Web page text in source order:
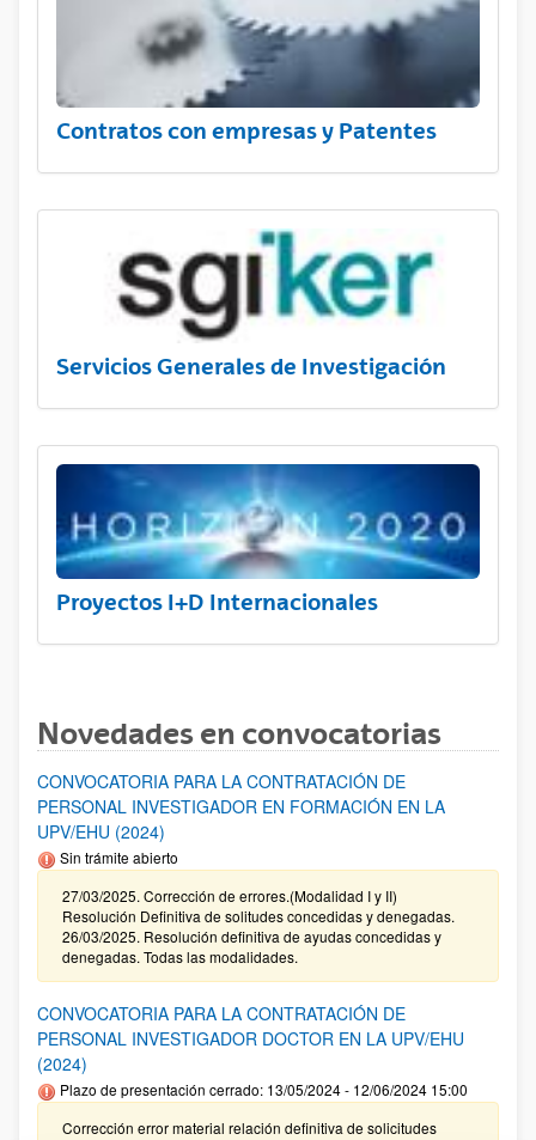
Contratos con empresas y Patentes
Servicios Generales de Investigación
Proyectos I+D Internacionales
Novedades en convocatorias
CONVOCATORIA PARA LA CONTRATACIÓN DE
PERSONAL INVESTIGADOR EN FORMACIÓN EN LA
UPV/EHU (2024)
Sin trámite abierto
27/03/2025. Corrección de errores.(Modalidad I y II)
Resolución Definitiva de solitudes concedidas y denegadas.
26/03/2025. Resolución definitiva de ayudas concedidas y
denegadas. Todas las modalidades.
CONVOCATORIA PARA LA CONTRATACIÓN DE
PERSONAL INVESTIGADOR DOCTOR EN LA UPV/EHU
(2024)
Plazo de presentación cerrado: 13/05/2024 - 12/06/2024 15:00
Corrección error material relación definitiva de solicitudes